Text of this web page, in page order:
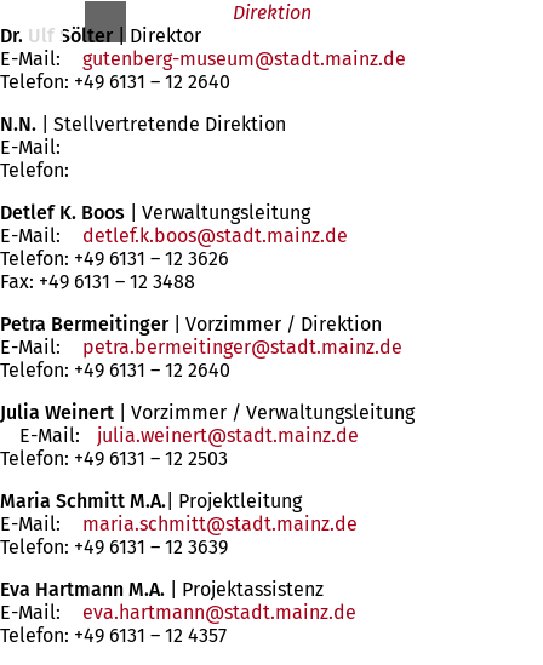
Direktion
Dr. Ulf Sölter
Direktor
E-Mail:
gutenberg-museum stadt.mainz de
Telefon: +49 6131 – 12 2640
N.N.
Stellvertretende Direktion
E-Mail:
Telefon:
Detlef K. Boos
Verwaltungsleitung
E-Mail:
detlef.k.boos stadt.mainz de
Telefon: +49 6131 – 12 3626
Fax: +49 6131 – 12 3488
Petra Bermeitinger| Vorzimmer / Direktion
E-Mail:
petra.bermeitinger stadt.mainz de
Telefon: +49 6131 – 12 2640
Julia Weinert
| Vorzimmer / Verwaltungsleitung
E-Mail:
julia.weinert stadt.mainz de
Telefon: +49 6131 – 12 2503
Maria Schmitt M.A. | Projektleitung
E-Mail:
maria.schmitt stadt.mainz de
Telefon: +49 6131 – 12 3639
Eva Hartmann M.A.
Projektassistenz
E-Mail:
eva.hartmann stadt.mainz de
Telefon: +49 6131 – 12 4357